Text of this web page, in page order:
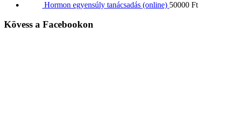
Hormon egyensúly tanácsadás (online) 50000 Ft
Kövess a Facebookon